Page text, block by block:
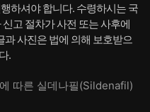
하셔야 합니다. 수령하시는 국
고 절차가 사전 또는 사후에
사진은 법에 의해 보호받으
.
따른 실데나필(Sildenafil)